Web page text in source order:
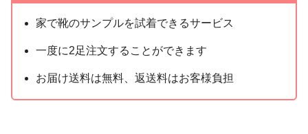
家で靴のサンプルを試着できるサービス
一度に2足注文することができます
お届け送料は無料、返送料はお客様負担